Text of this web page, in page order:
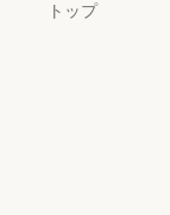
トップ